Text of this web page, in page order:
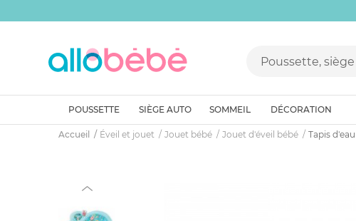
POUSSETTE SIÈGE AUTO SOMMEIL DÉCORATION
Accueil Éveil et jouet Jouet bébé Jouet d'éveil bébé Tapis d'eau